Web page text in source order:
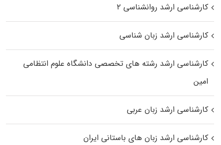
کارشناسی ارشد روانشناسی ۲
کارشناسی ارشد زبان شناسی
کارشناسی ارشد رﺷﺘﻪ ﻫﺎی تخصصی داﻧﺸﮕﺎه ﻋﻠﻮم انتظامی
اﻣﻴﻦ
کارشناسی ارشد زبان عربی
کارشناسی ارشد زبان‌ های باستانی ایران